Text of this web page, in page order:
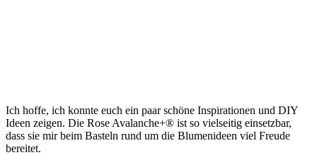
Ich hoffe, ich konnte euch ein paar schöne Inspirationen und DIY
Ideen zeigen. Die Rose Avalanche+® ist so vielseitig einsetzbar,
dass sie mir beim Basteln rund um die Blumenideen viel Freude
bereitet.